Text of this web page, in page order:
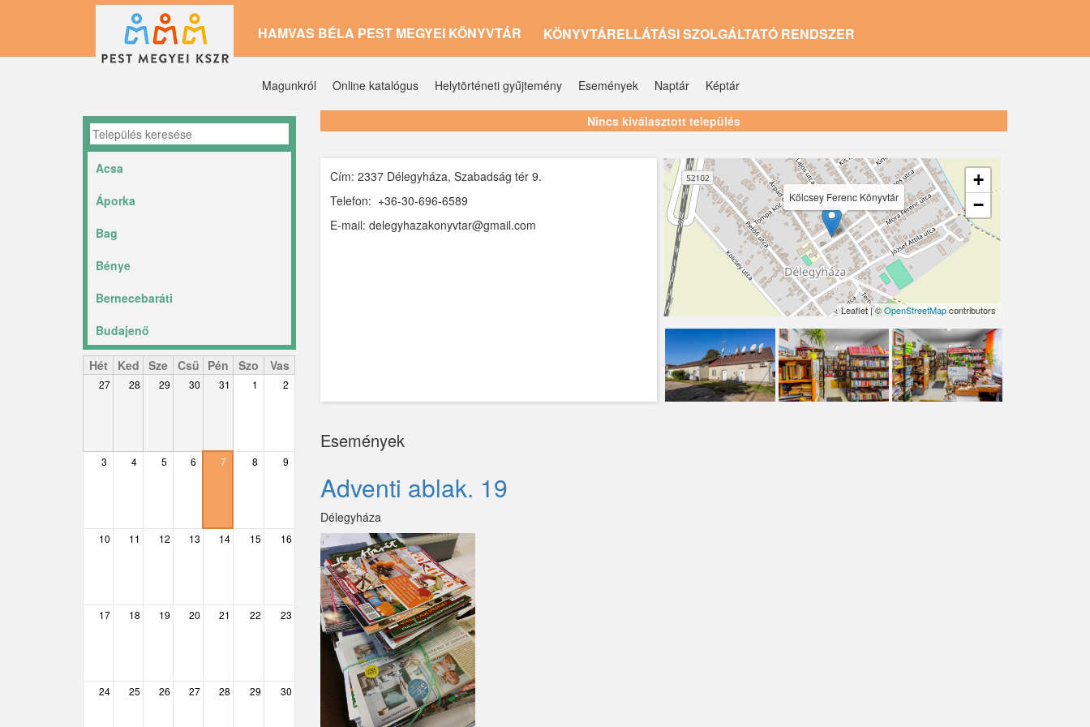
tartalomra
HAMVAS BÉLA PEST MEGYEI KÖNYVTÁR KÖNYVTÁRELLÁTÁSI SZOLGÁLTATÓ RENDSZER
Magunkról Online katalógus Helytörténeti gyűjtemény Események Naptár Képtár
Acsa
Áporka
Bag
Bénye
Bernecebaráti
Budajenő
Ceglédbercel
Csobánka
Csörög
Délegyháza
Dunabogdány
Hét Ked Sze Csü Pén Szo Vas
27 28 29 30 31 1 2
3 4 5 6 7 8 9
10 11 12 13 14 15 16
17 18 19 20 21 22 23
24 25 26 27 28 29 30
Nincs kiválasztott település
Cím: 2337 Délegyháza, Szabadság tér 9.
Telefon: +36-30-696-6589
E-mail: delegyhazakonyvtar@gmail.com
Kölcsey Ferenc Könyvtár
+
−
Leaflet | ©OpenStreetMapcontributors
Események
Adventi ablak. 19
Délegyháza